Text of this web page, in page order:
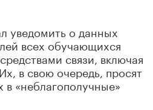
уведомить о данных
всех обучающихся
связи, включая
в свою очередь, просят
в «неблагополучные»